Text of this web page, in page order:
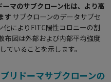
マのサブクローン化は、より高
す サブクローンのデータサブセ
化によりFITC陽性コロニーの割
布図は外部および内部平均強度
ていることを示します。
リドーマサブクローンの